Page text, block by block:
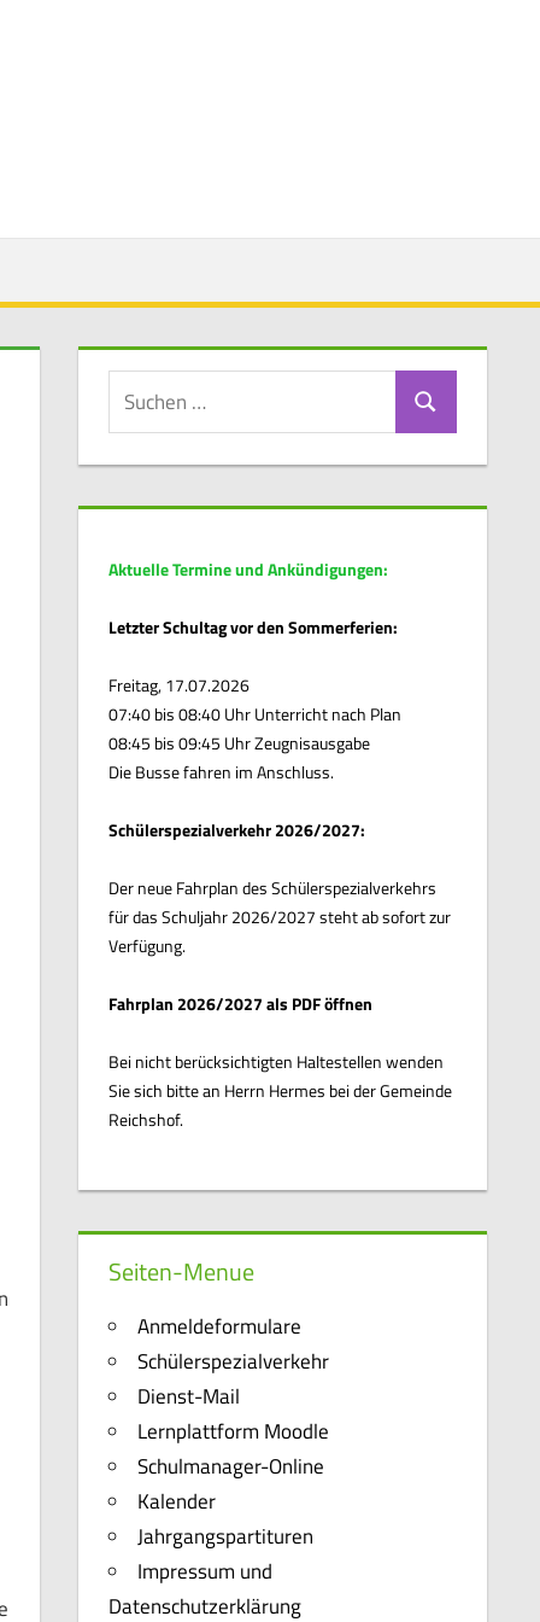
Suchen
Aktuelle Termine und Ankündigungen:
Letzter Schultag vor den Sommerferien:
Freitag, 17.07.2026
07:40 bis 08:40 Uhr Unterricht nach Plan
08:45 bis 09:45 Uhr Zeugnisausgabe
Die Busse fahren im Anschluss.
Schülerspezialverkehr 2026/2027:
Der neue Fahrplan des Schülerspezialverkehrs
für das Schuljahr 2026/2027 steht ab sofort zur
Verfügung.
Fahrplan 2026/2027 als PDF öffnen
Bei nicht berücksichtigten Haltestellen wenden
Sie sich bitte an Herrn Hermes bei der Gemeinde
Reichshof.
Seiten-Menue
Anmeldeformulare
Schülerspezialverkehr
Dienst-Mail
Lernplattform Moodle
Schulmanager-Online
Kalender
Jahrgangspartituren
Impressum und
Datenschutzerklärung